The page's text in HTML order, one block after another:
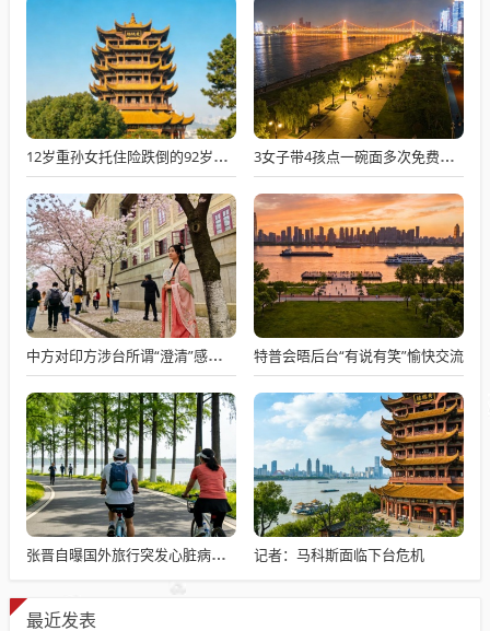
12岁重孙女托住险跌倒的92岁太爷爷 3女子带4孩点一碗面多次免费续面
中方对印方涉台所谓“澄清”感到意外 特普会晤后台“有说有笑”愉快交流
张晋自曝国外旅行突发心脏病险丧命 记者：马科斯面临下台危机
最近发表